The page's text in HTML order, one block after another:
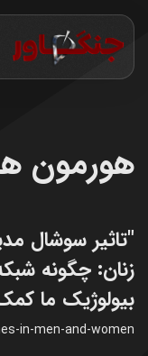
هورمون
"تاثیر سوشال
زنان: چگونه
بیولوژیک ما
in-men-and-women